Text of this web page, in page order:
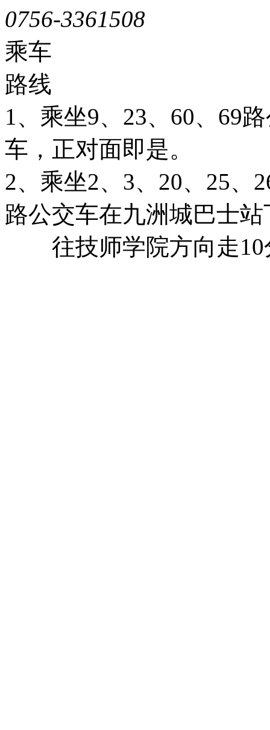
0756-3361508
乘车
路线
1、乘坐9、23、60、69
车，正对面即是。
2、乘坐2、3、20、25、
路公交车在九洲城巴士站
往技师学院方向走10